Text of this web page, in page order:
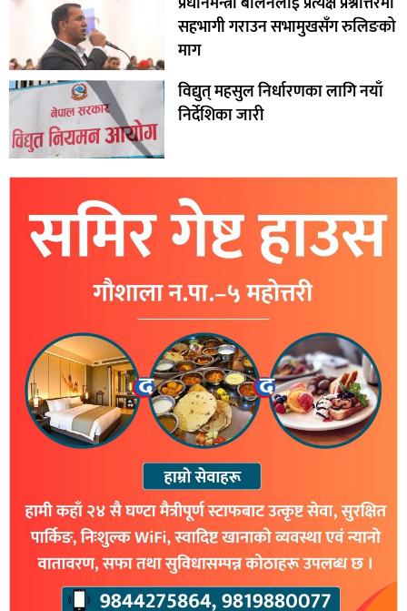
सहभागी गराउन सभामुखसँग रुलिङको
माग
विद्युत् महसुल निर्धारणका लागि नयाँ
निर्देशिका जारी